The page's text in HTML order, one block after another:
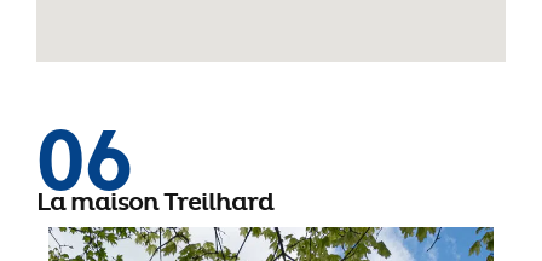
06
La maison Treilhard